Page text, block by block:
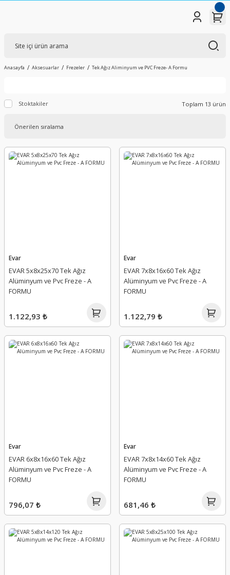
Anasayfa Aksesuarlar Frezeler Tek Ağız Aliminyum ve PVC Freze- A Formu
Stoktakiler Toplam 13 ürün
Evar
EVAR 5x8x25x70 Tek Ağız
Alüminyum ve Pvc Freze - A
FORMU
1.122,93 ₺
Evar
EVAR 7x8x16x60 Tek Ağız
Alüminyum ve Pvc Freze - A
FORMU
1.122,79 ₺
Evar
EVAR 6x8x16x60 Tek Ağız
Alüminyum ve Pvc Freze - A
FORMU
796,07 ₺
Evar
EVAR 7x8x14x60 Tek Ağız
Alüminyum ve Pvc Freze - A
FORMU
681,46 ₺